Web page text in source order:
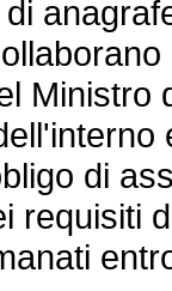
Ministro
di
requisiti